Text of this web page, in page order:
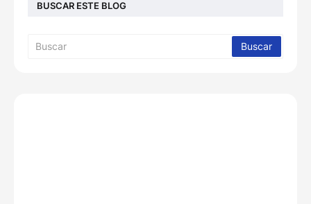
BUSCAR ESTE BLOG